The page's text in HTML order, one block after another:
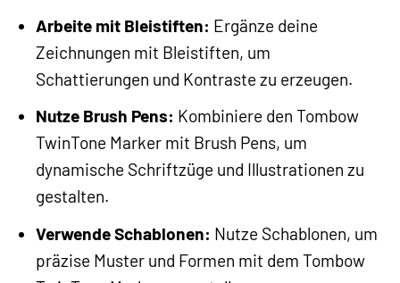
Arbeite mit Bleistiften: Ergänze deine
Zeichnungen mit Bleistiften, um
Schattierungen und Kontraste zu erzeugen.
Nutze Brush Pens: Kombiniere den Tombow
TwinTone Marker mit Brush Pens, um
dynamische Schriftzüge und Illustrationen zu
gestalten.
Verwende Schablonen: Nutze Schablonen, um
präzise Muster und Formen mit dem Tombow